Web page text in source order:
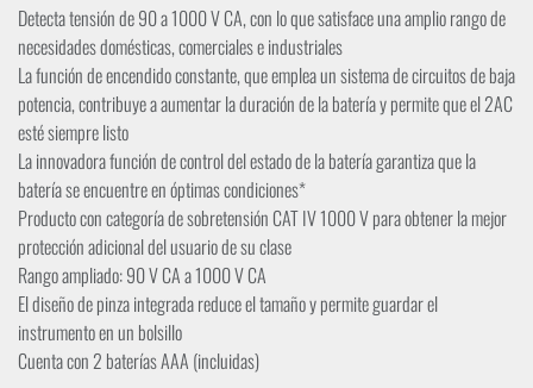
Detecta tensión de 90 a 1000 V CA, con lo que satisface una amplio rango de
necesidades domésticas, comerciales e industriales
La función de encendido constante, que emplea un sistema de circuitos de baja
potencia, contribuye a aumentar la duración de la batería y permite que el 2AC
esté siempre listo
La innovadora función de control del estado de la batería garantiza que la
batería se encuentre en óptimas condiciones*
Producto con categoría de sobretensión CAT IV 1000 V para obtener la mejor
protección adicional del usuario de su clase
Rango ampliado: 90 V CA a 1000 V CA
El diseño de pinza integrada reduce el tamaño y permite guardar el
instrumento en un bolsillo
Cuenta con 2 baterías AAA (incluidas)